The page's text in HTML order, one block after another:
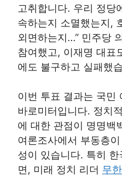
고취합니다. 우리 정당
속하는지 소멸했는지,
외면하는지…” 민주당
참여했고, 이재명 대표
에도 불구하고 실패했
이번 투표 결과는 국민
바로미터입니다. 정치
에 대한 관점이 명명백
여론조사에서 부동층
성이 있습니다. 특히
면, 미래 정치 리더 무